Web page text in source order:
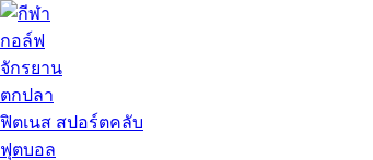
กอล์ฟ
จักรยาน
ตกปลา
ฟิตเนส สปอร์ตคลับ
ฟุตบอล